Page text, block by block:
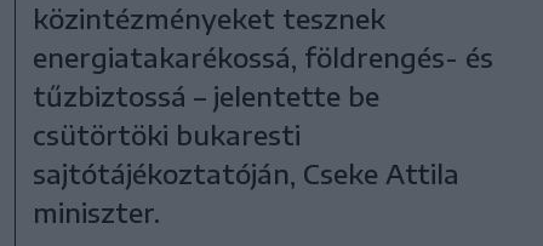
közintézményeket tesznek
energiatakarékossá, földrengés- és
tűzbiztossá – jelentette be
csütörtöki bukaresti
sajtótájékoztatóján, Cseke Attila
miniszter.